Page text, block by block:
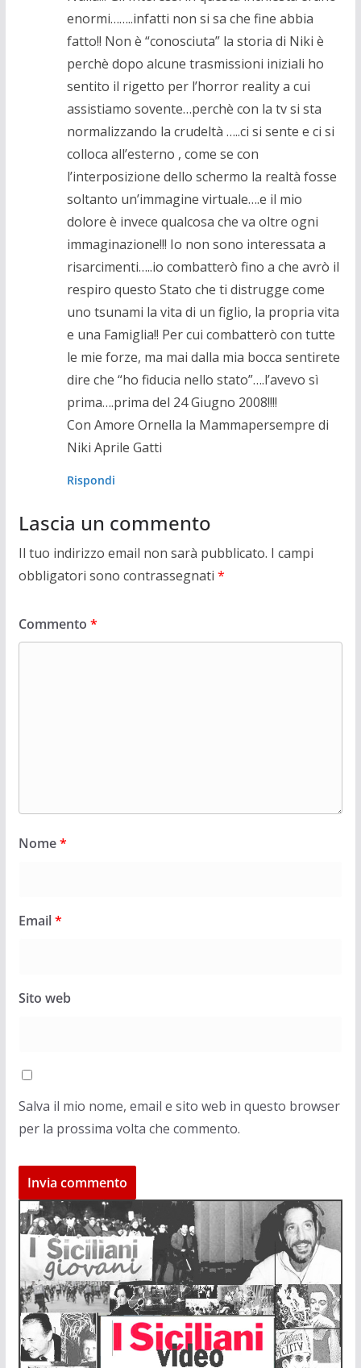
enormi……..infatti non si sa che fine abbia
fatto!! Non è “conosciuta” la storia di Niki è
perchè dopo alcune trasmissioni iniziali ho
sentito il rigetto per l’horror reality a cui
assistiamo sovente…perchè con la tv si sta
normalizzando la crudeltà …..ci si sente e ci si
colloca all’esterno , come se con
l’interposizione dello schermo la realtà fosse
soltanto un’immagine virtuale….e il mio
dolore è invece qualcosa che va oltre ogni
immaginazione!!! Io non sono interessata a
risarcimenti…..io combatterò fino a che avrò il
respiro questo Stato che ti distrugge come
uno tsunami la vita di un figlio, la propria vita
e una Famiglia!! Per cui combatterò con tutte
le mie forze, ma mai dalla mia bocca sentirete
dire che “ho fiducia nello stato”….l’avevo sì
prima….prima del 24 Giugno 2008!!!!
Con Amore Ornella la Mammapersempre di
Niki Aprile Gatti
Rispondi
Lascia un commento
Il tuo indirizzo email non sarà pubblicato. I campi
obbligatori sono contrassegnati *
Commento *
Nome*
Email*
Sito web
Salva il mio nome, email e sito web in questo browser
per la prossima volta che commento.